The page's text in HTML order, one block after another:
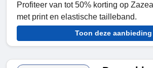
Profiteer van tot 50% korting op
met print en elastische tailleband.
Toon deze aanbieding